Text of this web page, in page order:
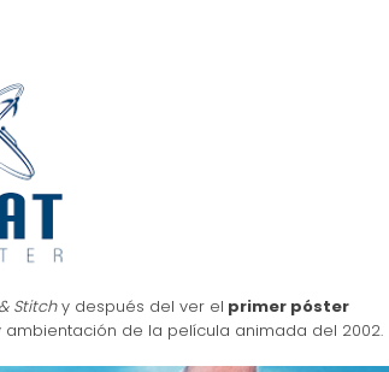
Stitchy después del ver el primer póster
de la película animada del 2002.